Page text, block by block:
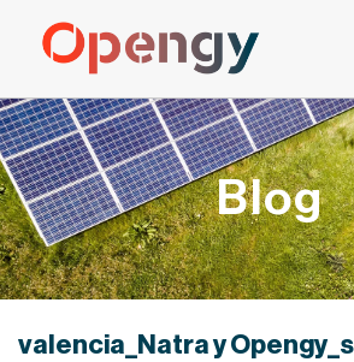
contenido
Blog
valencia_Natra y